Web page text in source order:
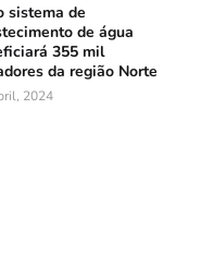
sistema de
de água
355 mil
da região Norte
2024